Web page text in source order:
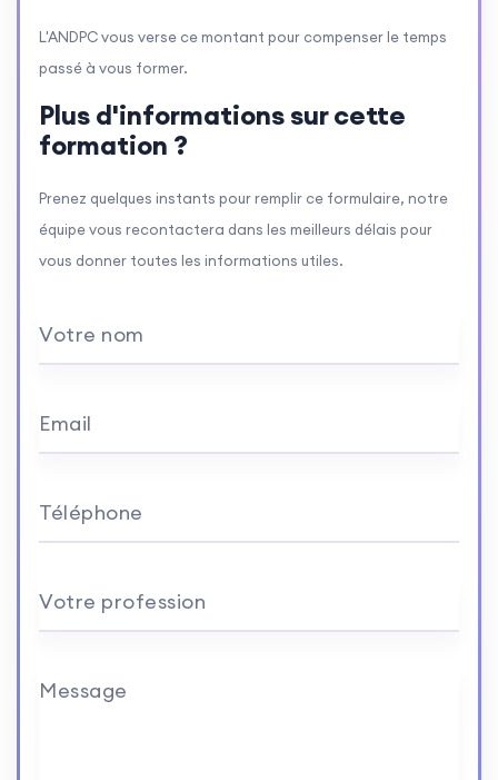
L'ANDPC vous verse ce montant pour compenser le temps
passé à vous former.
Plus d'informations sur cette
formation ?
Prenez quelques instants pour remplir ce formulaire, notre
équipe vous recontactera dans les meilleurs délais pour
vous donner toutes les informations utiles.
Votre nom
Email
Téléphone
Votre profession
Message